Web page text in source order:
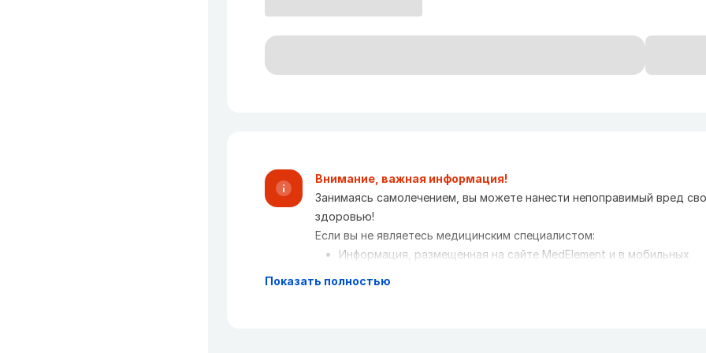
Внимание, важная информация!
Занимаясь самолечением, вы можете нанести непоправимый вред
здоровью!
Если вы не являетесь медицинским специалистом:
Информация, размещенная на сайте MedElement и в мобильных
Показать полностью